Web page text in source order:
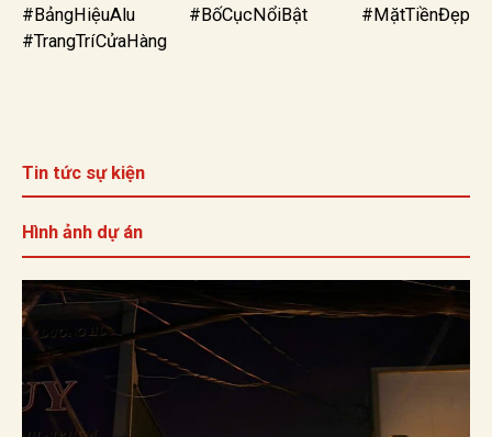
#BảngHiệuAlu #BốCụcNổiBật #MặtTiềnĐẹp
#TrangTríCửaHàng
Tin tức sự kiện
Hình ảnh dự án